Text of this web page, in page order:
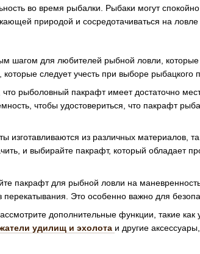
во время рыбалки. Рыбаки могут спокойно
природой и сосредотачиваться на
шагом для любителей рыбной ловли, которые
следует учесть при выборе рыбацкого
что рыболовный пакрафт имеет достаточно
чтобы удостовериться, что пакрафт
из различных материалов,
и выбирайте пакрафт, который обладает
пакрафт для рыбной ловли на
перекатывания. Это особенно важно для
дополнительные функции, такие
удилищ и эхолота и другие